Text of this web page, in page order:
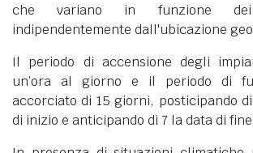
che variano in funzione dei
indipendentemente dall'ubicazione
Il periodo di accensione degli
un’ora al giorno e il periodo di
accorciato di 15 giorni, posticipando
di inizio e anticipando di 7 la data di